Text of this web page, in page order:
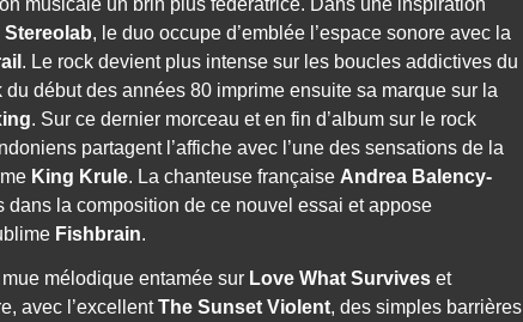
musicale un brin plus fédératrice. Dans une inspiration
Stereolab, le duo occupe d’emblée l’espace sonore avec la
. Le rock devient plus intense sur les boucles addictives du
du début des années 80 imprime ensuite sa marque sur la
. Sur ce dernier morceau et en fin d’album sur le rock
partagent l’affiche avec l’une des sensations de la
King Krule. La chanteuse française Andrea Balency-
dans la composition de ce nouvel essai et appose
Fishbrain.
mélodique entamée sur Love What Survives et
avec l’excellentThe Sunset Violent, des simples barrières